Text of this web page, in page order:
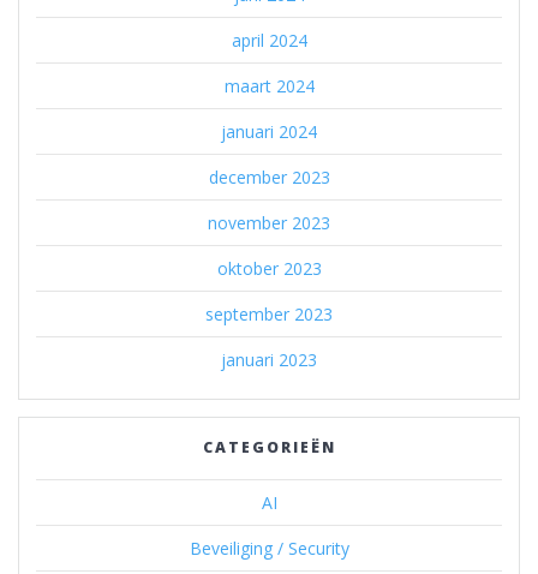
april 2024
maart 2024
januari 2024
december 2023
november 2023
oktober 2023
september 2023
januari 2023
CATEGORIEËN
AI
Beveiliging / Security